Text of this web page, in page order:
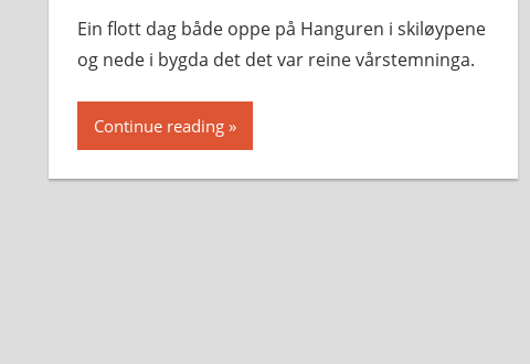
Ein flott dag både oppe på Hanguren i skiløypene
og nede i bygda det det var reine vårstemninga.
Continue reading